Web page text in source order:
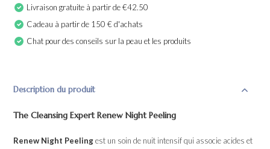
Livraison gratuite à partir de €42.50
Cadeau à partir de 150 € d'achats
Chat pour des conseils sur la peau et les produits
Description du produit
The Cleansing Expert Renew Night Peeling
Renew Night Peelingest un soin de nuit intensif qui associe acides et